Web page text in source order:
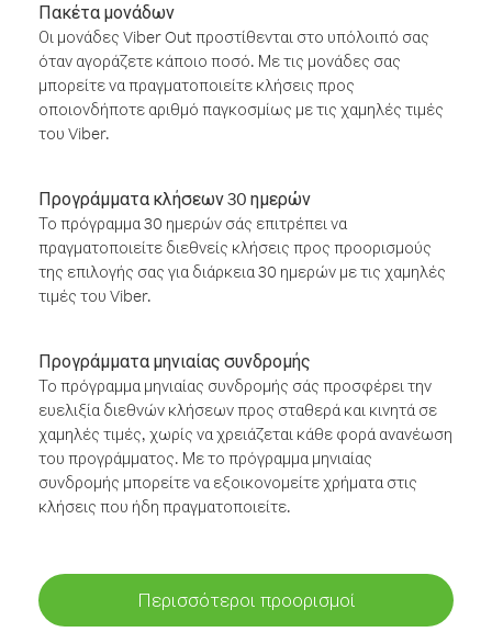
Πακέτα μονάδων
Οι μονάδες Viber Out προστίθενται στο υπόλοιπό σας
όταν αγοράζετε κάποιο ποσό. Με τις μονάδες σας
μπορείτε να πραγματοποιείτε κλήσεις προς
οποιονδήποτε αριθμό παγκοσμίως με τις χαμηλές τιμές
του Viber.
Προγράμματα κλήσεων 30 ημερών
Το πρόγραμμα 30 ημερών σάς επιτρέπει να
πραγματοποιείτε διεθνείς κλήσεις προς προορισμούς
της επιλογής σας για διάρκεια 30 ημερών με τις χαμηλές
τιμές του Viber.
Προγράμματα μηνιαίας συνδρομής
Το πρόγραμμα μηνιαίας συνδρομής σάς προσφέρει την
ευελιξία διεθνών κλήσεων προς σταθερά και κινητά σε
χαμηλές τιμές, χωρίς να χρειάζεται κάθε φορά ανανέωση
του προγράμματος. Με το πρόγραμμα μηνιαίας
συνδρομής μπορείτε να εξοικονομείτε χρήματα στις
κλήσεις που ήδη πραγματοποιείτε.
Περισσότεροι προορισμοί